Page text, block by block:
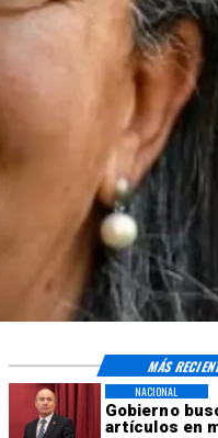
Gobierno
artículos en
NACIONAL
MÁS